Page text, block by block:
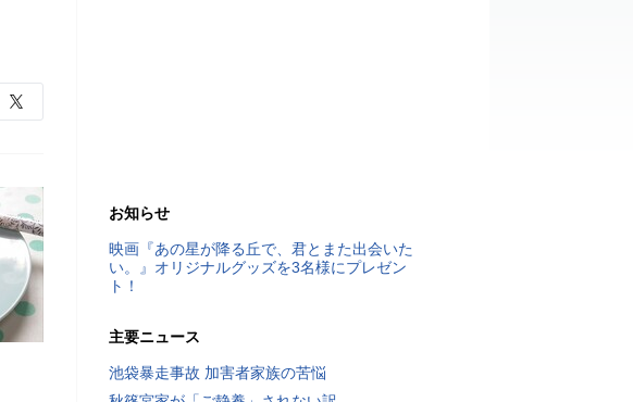
お知らせ
映画『あの星が降る丘で、君とまた出会いた
い。』オリジナルグッズを3名様にプレゼン
ト！
主要ニュース
池袋暴走事故 加害者家族の苦悩